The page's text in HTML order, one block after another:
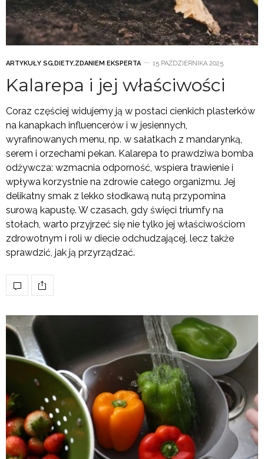
ARTYKUŁY SG,DIETY,ZDANIEM EKSPERTA 15 PAŹDZIERNIKA 2025
Kalarepa i jej właściwości
Coraz częściej widujemy ją w postaci cienkich plasterków
na kanapkach influencerów i w jesiennych,
wyrafinowanych menu, np. w sałatkach z mandarynką,
serem i orzechami pekan. Kalarepa to prawdziwa bomba
odżywcza: wzmacnia odporność, wspiera trawienie i
wpływa korzystnie na zdrowie całego organizmu. Jej
delikatny smak z lekko słodkawą nutą przypomina
surową kapustę. W czasach, gdy święci triumfy na
stołach, warto przyjrzeć się nie tylko jej właściwościom
zdrowotnym i roli w diecie odchudzającej, lecz także
sprawdzić, jak ją przyrządzać.